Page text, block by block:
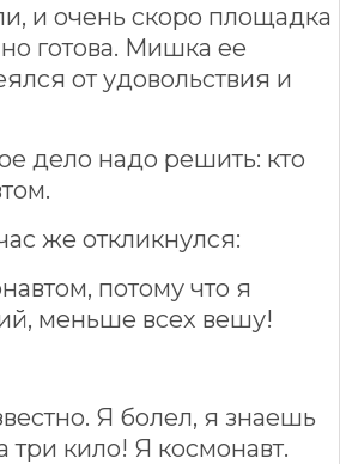
и очень скоро площадка
готова. Мишка ее
от удовольствия и
дело надо решить: кто
же откликнулся:
потому что я
меньше всех вешу!
Я болел, я знаешь
три кило! Я космонавт.